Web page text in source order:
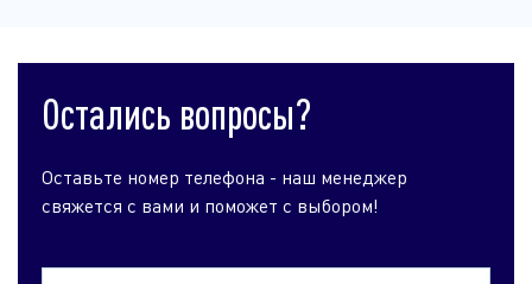
Остались вопросы?
Оставьте номер телефона - наш менеджер
свяжется с вами и поможет с выбором!